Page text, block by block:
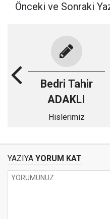
Önceki ve Sonraki
Bedri Tahir
ADAKLI
Hislerimiz
YAZIYA YORUM KAT